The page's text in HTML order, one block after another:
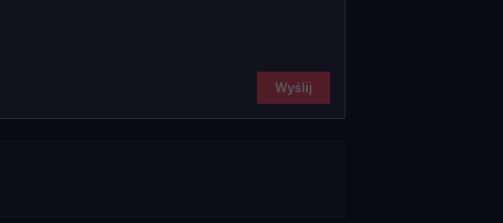
Wyślij